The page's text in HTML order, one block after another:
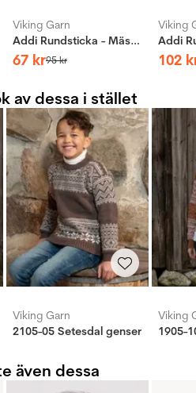
Viking Garn
Addi Rundsticka - Mässing
67 kr95kr
Viking
102
av dessa i stället
Viking Garn
2105-05 Setesdal genser
Viking
1905-
även dessa